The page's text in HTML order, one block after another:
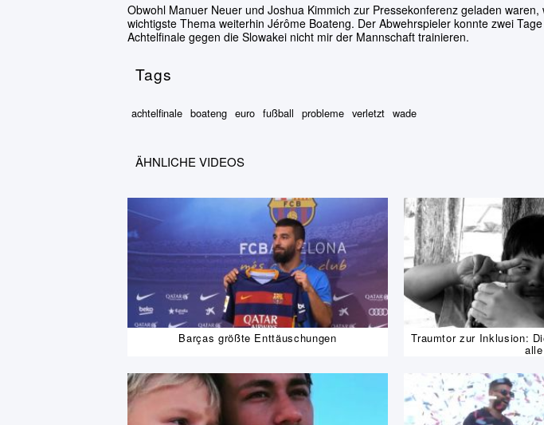
Obwohl Manuer Neuer und Joshua Kimmich zur Pressekonferenz geladen waren,
wichtigste Thema weiterhin Jérôme Boateng. Der Abwehrspieler konnte zwei
Achtelfinale gegen die Slowakei nicht mir der Mannschaft trainieren.
Tags
achtelfinale boateng euro fußball probleme verletzt wade
ÄHNLICHE VIDEOS
Barças größte Enttäuschungen Traumtor zur Inklusion:
alle